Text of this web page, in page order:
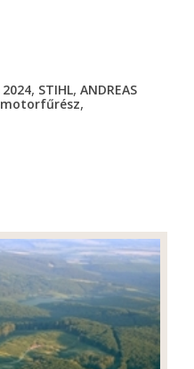
2024, STIHL, ANDREAS
motorfűrész,